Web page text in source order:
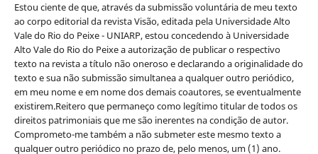
Estou ciente de que, através da submissão voluntária de meu texto
ao corpo editorial da revista Visão, editada pela Universidade Alto
Vale do Rio do Peixe - UNIARP, estou concedendo à Universidade
Alto Vale do Rio do Peixe a autorização de publicar o respectivo
texto na revista a título não oneroso e declarando a originalidade do
texto e sua não submissão simultanea a qualquer outro periódico,
em meu nome e em nome dos demais coautores, se eventualmente
existirem.Reitero que permaneço como legítimo titular de todos os
direitos patrimoniais que me são inerentes na condição de autor.
Comprometo-me também a não submeter este mesmo texto a
qualquer outro periódico no prazo de, pelo menos, um (1) ano.